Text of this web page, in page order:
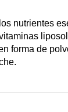
nutrientes
forma de